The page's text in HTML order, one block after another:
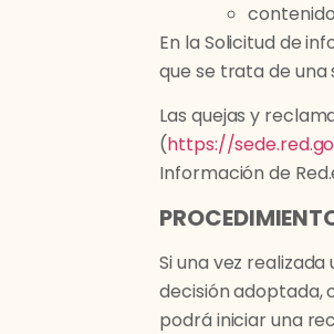
En la Solicitud de
que se trata de
Las quejas y
(https://
Información de
Si una vez
decisión adoptada,
podrá iniciar una